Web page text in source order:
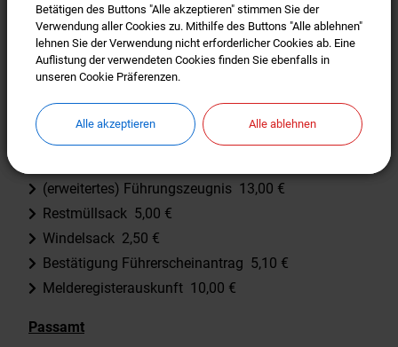
Bescheinigung über die Namensführung 12,00 €
Einwohnermeldeamt
(erweiterte) Meldebescheinigung 5,00 €
Lebensbescheinigung 5,00 €
(erweitertes) Führungszeugnis 13,00 €
Restmüllsack 5,00 €
Windelsack 2,50 €
Bestätigung Führerscheinantrag 5,10 €
Melderegisterauskunft 10,00 €
Passamt
Betätigen des Buttons "Alle akzeptieren" stimmen Sie der
Verwendung aller Cookies zu. Mithilfe des Buttons "Alle ablehnen"
lehnen Sie der Verwendung nicht erforderlicher Cookies ab. Eine
Auflistung der verwendeten Cookies finden Sie ebenfalls in
unseren Cookie Präferenzen.
Alle akzeptieren Alle ablehnen
Betätigen des Buttons "Alle akzeptieren" stimmen Sie der
Verwendung aller Cookies zu. Mithilfe des Buttons "Alle ablehnen"
lehnen Sie der Verwendung nicht erforderlicher Cookies ab. Eine
Auflistung der verwendeten Cookies finden Sie ebenfalls in
unseren Cookie Präferenzen.
Alle akzeptieren Alle ablehnen